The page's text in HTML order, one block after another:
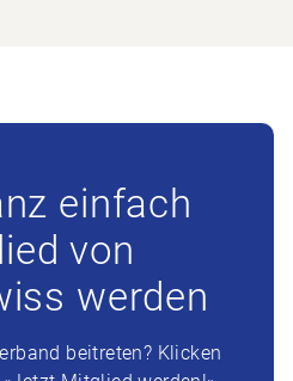
einfach
von
werden
beitreten? Klicken